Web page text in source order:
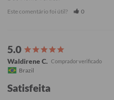
Este comentário foi útil? 0
Waldirene C.
Brazil
Satisfeita